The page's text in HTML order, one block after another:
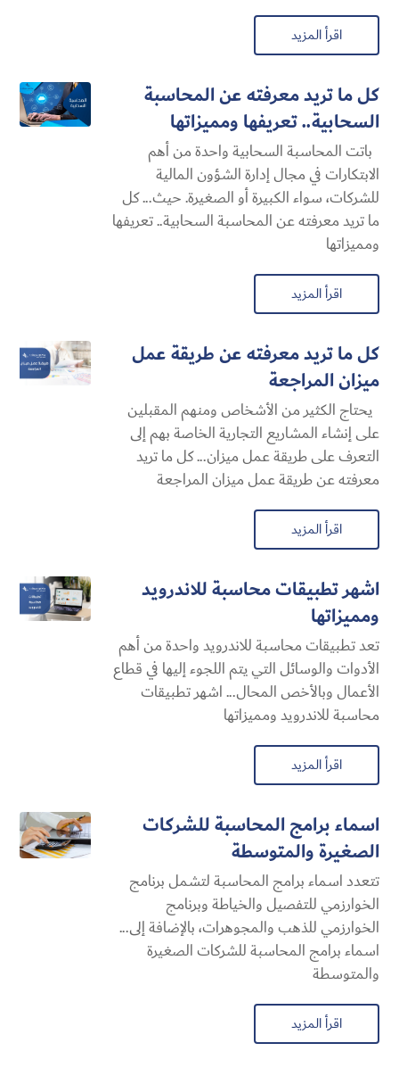
اقرأ المزيد
كل ما تريد معرفته عن المحاسبة
السحابية​.. تعريفها ومميزاتها
باتت المحاسبة السحابية​ واحدة من أهم
الابتكارات في مجال إدارة الشؤون المالية
للشركات، سواء الكبيرة أو الصغيرة. حيث... كل
ما تريد معرفته عن المحاسبة السحابية​.. تعريفها
ومميزاتها
اقرأ المزيد
كل ما تريد معرفته عن طريقة عمل
ميزان المراجعة
يحتاج الكثير من الأشخاص ومنهم المقبلين
على إنشاء المشاريع التجارية الخاصة بهم إلى
التعرف على طريقة عمل ميزان... كل ما تريد
معرفته عن طريقة عمل ميزان المراجعة
اقرأ المزيد
اشهر تطبيقات محاسبة للاندرويد
ومميزاتها
تعد تطبيقات محاسبة للاندرويد واحدة من أهم
الأدوات والوسائل التي يتم اللجوء إليها في قطاع
الأعمال وبالأخص المحال... اشهر تطبيقات
محاسبة للاندرويد ومميزاتها
اقرأ المزيد
اسماء برامج المحاسبة للشركات
الصغيرة والمتوسطة
تتعدد اسماء برامج المحاسبة لتشمل برنامج
الخوارزمي للتفصيل والخياطة وبرنامج
الخوارزمي للذهب والمجوهرات، بالإضافة إلى...
اسماء برامج المحاسبة للشركات الصغيرة
والمتوسطة
اقرأ المزيد